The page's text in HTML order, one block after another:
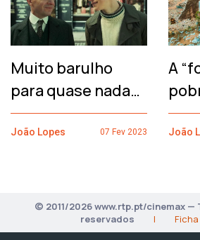
Muito barulho
para quase nada…
João Lopes 07 Fev 2023
A
João
© 2011/2026 www.rtp.pt/cinemax
reservados
|